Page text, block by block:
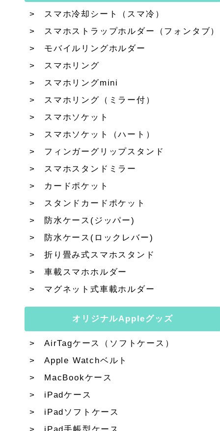
スマホ冷却シート（スマ冷）
スマホストラップホルダー（フォンタブ）
モバイルリングホルダー
スマホリング
スマホリングmini
スマホリング（ミラー付）
スマホソケット
スマホソケット（ハート）
フィンガーグリップスタンド
スマホスタンドミラー
カードポケット
スタンドカードポケット
防水ケース(ジッパー)
防水ケース(ロックレバー)
折り畳み式スマホスタンド
車載スマホホルダー
マグネット式車載ホルダー
オリジナルAppleグッズ
AirTagケース（ソフトケース）
Apple Watchベルト
MacBookケース
iPadケース
iPadソフトケース